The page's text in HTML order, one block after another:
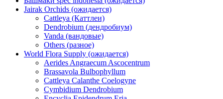
Jairak Orchids (ожидается)
Cattleya (Каттлеи)
Dendrobium (дендробиум)
Vanda (вандовые)
Others (разное)
World Flora Supply (ожидается)
Aerides Angraecum Ascocentrum
Brassavola Bulbophyllum
Cattleya Calanthe Coelogyne
Cymbidium Dendrobium